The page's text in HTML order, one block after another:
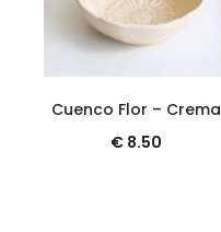
Cuenco Flor – Crema
€ 8.50